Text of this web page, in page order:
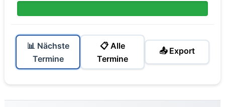
📊 Nächste
Termine
📋 Alle
Termine
📤 Export